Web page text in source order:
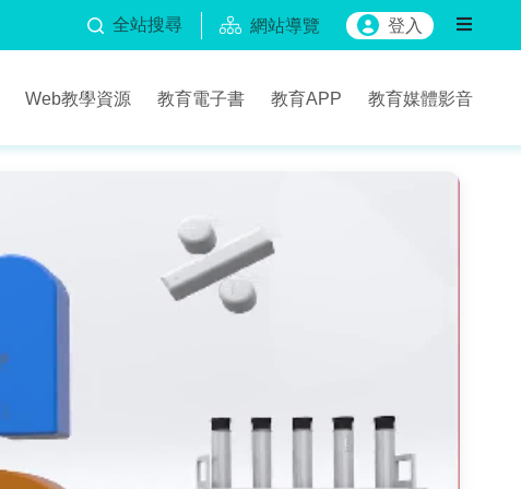
全站搜尋 網站導覽 登入
Web教學資源 教育電子書 教育APP 教育媒體影音